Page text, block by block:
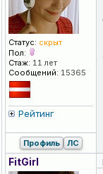
Статус: скрыт
Пол:
Стаж: 11 лет
Сообщений: 15365
Рейтинг
Профиль ЛС
FitGirl